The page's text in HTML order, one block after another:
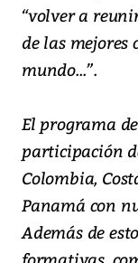
“volver a
de las mejores
mundo...”.
El programa
participación
Colombia,
Panamá con
Además de